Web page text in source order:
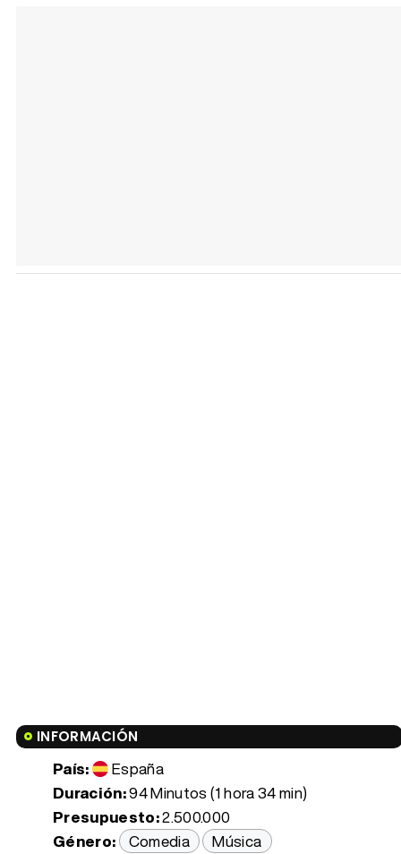
INFORMACIÓN
País:
España
Duración:94 Minutos (1 hora 34 min)
Presupuesto:2.500.000
Género: Comedia
Música